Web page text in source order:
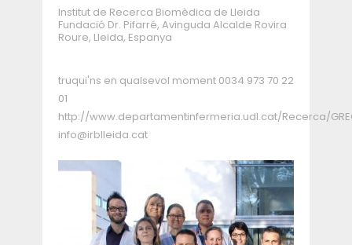
Institut de Recerca Biomèdica de Lleida
Fundació Dr. Pifarré, Avinguda Alcalde Rovira
Roure, Lleida, Espanya
truqui'ns en qualsevol moment 0034 973 70 22
01
http://www.departamentinfermeria.udl.cat/Recerca/
info@irblleida.cat